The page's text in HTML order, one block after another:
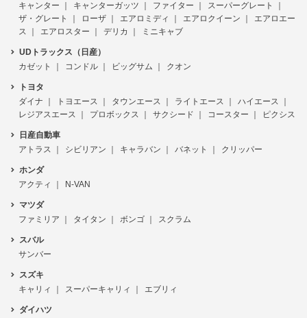
キャンター
キャンターガッツ ファイター
スーパーグレート
ザ・グレート
ローザ エアロミディ エアロクイーン
エアロエー
ス
エアロスター デリカ ミニキャブ
UDトラックス（日産）
カゼット
コンドル ビッグサム クオン
トヨタ
ダイナ
トヨエース タウンエース ライトエース
ハイエース
レジアスエース
プロボックス サクシード コースター ピクシス
日産自動車
アトラス
シビリアン キャラバン バネット クリッパー
ホンダ
アクティ
N-VAN
マツダ
ファミリア
タイタン ボンゴ スクラム
スバル
サンバー
スズキ
キャリィ
スーパーキャリィ エブリィ
ダイハツ